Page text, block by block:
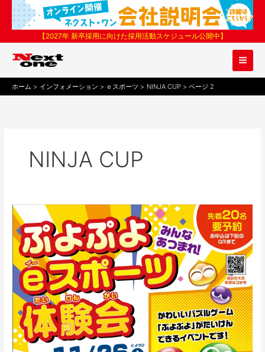
ス
【2027年 新卒採用に向けた採用活動スケジュール公開中】
ホーム インフォメーション ｅスポーツ NINJA CUP ページ 2
NINJA CUP
第
18
回
NINJACUP
ぷ
よ
ぷ
ス
ポ